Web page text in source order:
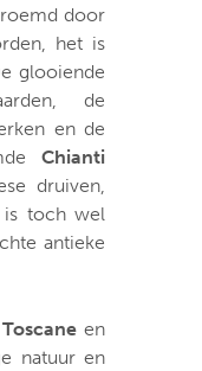
door
het is
glooiende
de
en de
Chianti
druiven,
is toch wel
antieke
en
natuur en